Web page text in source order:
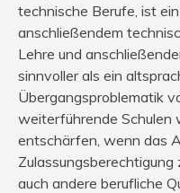
technische Berufe, ist
anschließendem
Lehre und
sinnvoller als ein
Übergangsproblematik
weiterführende Schulen
entschärfen, wenn das
Zulassungsberechtigung
auch andere berufliche